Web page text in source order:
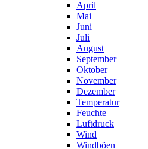
April
Mai
Juni
Juli
August
September
Oktober
November
Dezember
Temperatur
Feuchte
Luftdruck
Wind
Windböen